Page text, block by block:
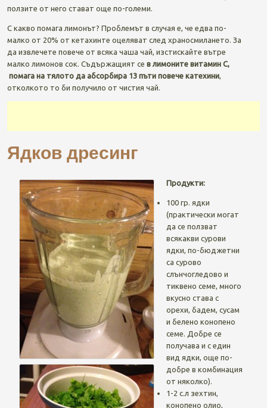
ползите от него стават още по-големи.
С какво помага лимонът? Проблемът в случая е, че едва по-
малко от 20% от кетахинте оцеляват след храносмилането. За
да извлечете повече от всяка чаша чай, изстискайте вътре
малко лимонов сок. Съдържащият се в лимоните витамин С,
помага на тялото да абсорбира 13 пъти повече катехини,
отколкото то би получило от чистия чай.
Ядков дресинг
Продукти:
100 гр. ядки
(практически могат
да се ползват
всякакви сурови
ядки, по-бюджетни
са сурово
слънчогледово и
тиквено семе, много
вкусно става с
орехи, бадем, сусам
и белено конопено
семе. Добре се
получава и с един
вид ядки, още по-
добре в комбинация
от няколко).
1-2 с.л зехтин,
конопено олио,